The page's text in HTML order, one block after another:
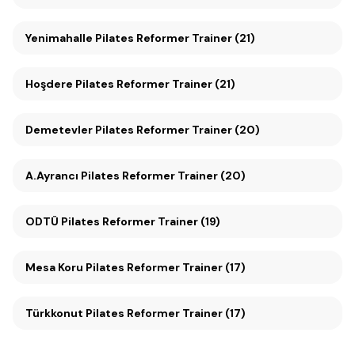
Yenimahalle Pilates Reformer Trainer (21)
Hoşdere Pilates Reformer Trainer (21)
Demetevler Pilates Reformer Trainer (20)
A.Ayrancı Pilates Reformer Trainer (20)
ODTÜ Pilates Reformer Trainer (19)
Mesa Koru Pilates Reformer Trainer (17)
Türkkonut Pilates Reformer Trainer (17)